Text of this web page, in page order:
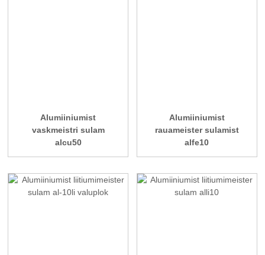
Alumiiniumist
vaskmeistri sulam
alcu50
Alumiiniumist
rauameister sulamist
alfe10